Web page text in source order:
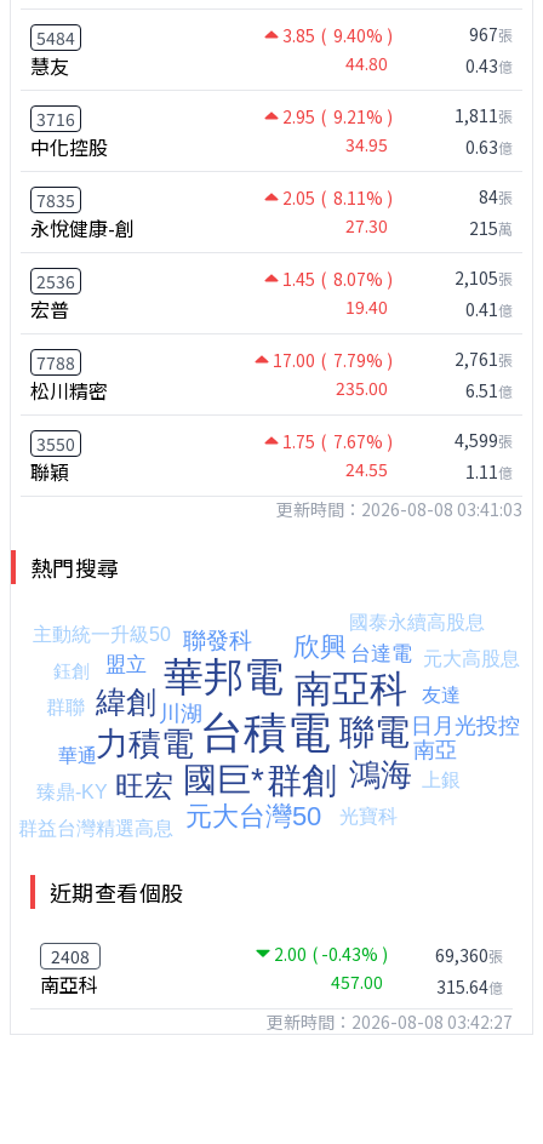
5484 3.85 ( 9.40% )
慧友 44.80
967張
0.43億
3716 2.95 ( 9.21% )
中化控股 34.95
1,811張
0.63億
7835 2.05 ( 8.11% )
永悅健康-創 27.30
84張
215萬
2536 1.45 ( 8.07% )
宏普 19.40
2,105張
0.41億
7788 17.00 ( 7.79% )
松川精密 235.00
2,761張
6.51億
3550 1.75 ( 7.67% )
聯穎 24.55
4,599張
1.11億
更新時間：2026-08-08 03:41:03
熱門搜尋
近期查看個股
2408 2.00 ( -0.43% )
南亞科 457.00
69,360張
315.64億
更新時間：2026-08-08 03:42:27